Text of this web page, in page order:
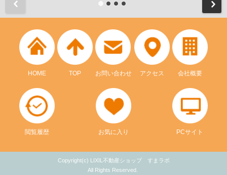
HOME TOP お問い合わせ アクセス 会社概要
閲覧履歴 お気に入り PCサイト
Copyright(c) LIXIL不動産ショップ すまラボ
All Rights Reserved.